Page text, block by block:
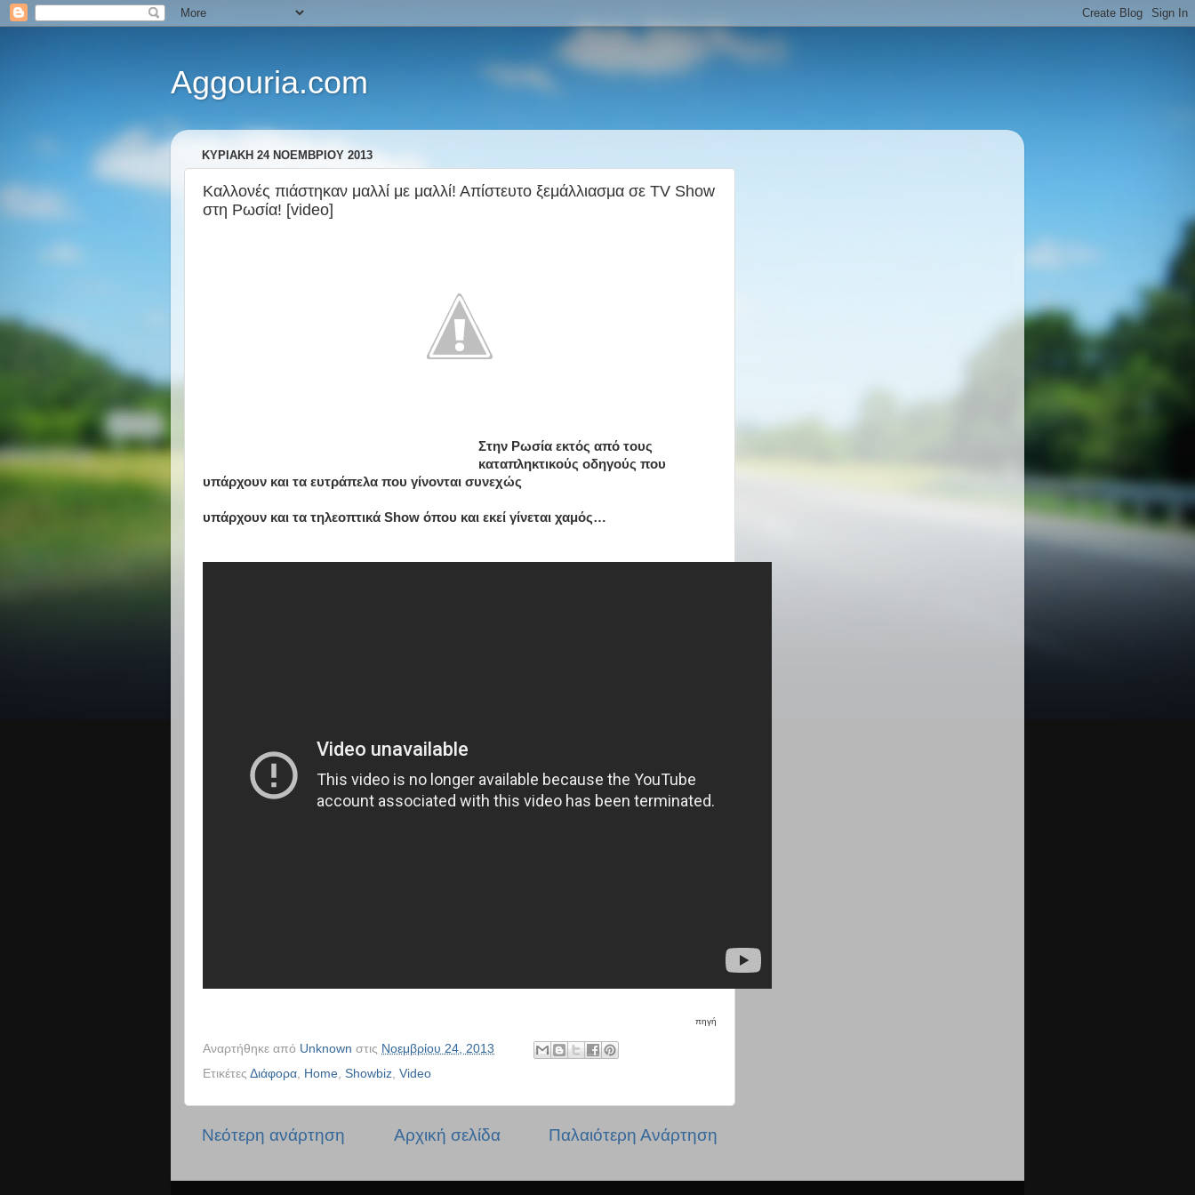
Aggouria.com
ΚΥΡΙΑΚΉ 24 ΝΟΕΜΒΡΊΟΥ 2013
Καλλονές πιάστηκαν μαλλί με μαλλί! Απίστευτο ξεμάλλιασμα σε TV Show
στη Ρωσία! [video]
Στην Ρωσία εκτός από τους
καταπληκτικούς οδηγούς που
υπάρχουν και τα ευτράπελα που γίνονται συνεχώς
υπάρχουν και τα τηλεοπτικά Show όπου και εκεί γίνεται χαμός…
πηγή
Αναρτήθηκε από Unknown στις Νοεμβρίου 24, 2013
Ετικέτες Διάφορα Home Showbiz Video
Νεότερη ανάρτηση Παλαιότερη Ανάρτηση
Αρχική σελίδα